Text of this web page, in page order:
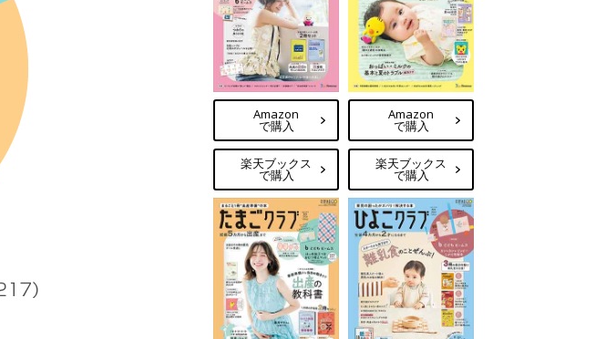
Amazon
で購入
楽天ブックス
で購入
Amazon
で購入
楽天ブックス
で購入